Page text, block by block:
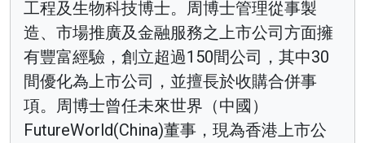
工程及生物科技博士。周博士管理從事製
造、市場推廣及金融服務之上市公司方面擁
有豐富經驗，創立超過150間公司，其中30
間優化為上市公司，並擅長於收購合併事
項。周博士曾任未來世界（中國）
FutureWorld(China)董事，現為香港上市公